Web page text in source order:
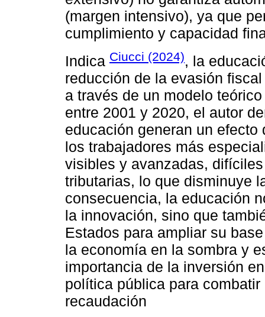
(margen intensivo), ya que
cumplimiento y capacidad
Indica Ciucci (2024), la
reducción de la evasión
a través de un modelo
entre 2001 y 2020, el autor
educación generan un
los trabajadores más
visibles y avanzadas,
tributarias, lo que disminuye
consecuencia, la educación
la innovación, sino que
Estados para ampliar su
la economía en la sombra y
importancia de la inversión
política pública para
recaudación